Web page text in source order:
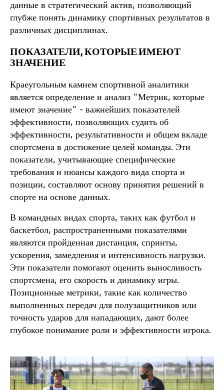
данные в стратегический актив, позволяющий
глубже понять динамику спортивных результатов в
различных дисциплинах.
ПОКАЗАТЕЛИ, КОТОРЫЕ ИМЕЮТ
ЗНАЧЕНИЕ
Краеугольным камнем спортивной аналитики
является определение и анализ "Метрик, которые
имеют значение" - важнейших показателей
эффективности, позволяющих судить об
эффективности, результативности и общем вкладе
спортсмена в достижение целей команды. Эти
показатели, учитывающие специфические
требования и нюансы каждого вида спорта и
позиции, составляют основу принятия решений в
спорте на основе данных.
В командных видах спорта, таких как футбол и
баскетбол, распространенными показателями
являются пройденная дистанция, спринты,
ускорения, замедления и интенсивность нагрузки.
Эти показатели помогают оценить выносливость
спортсмена, его скорость и динамику игры.
Позиционные метрики, такие как количество
выполненных передач для полузащитников или
точность ударов для нападающих, дают более
глубокое понимание роли и эффективности игрока.